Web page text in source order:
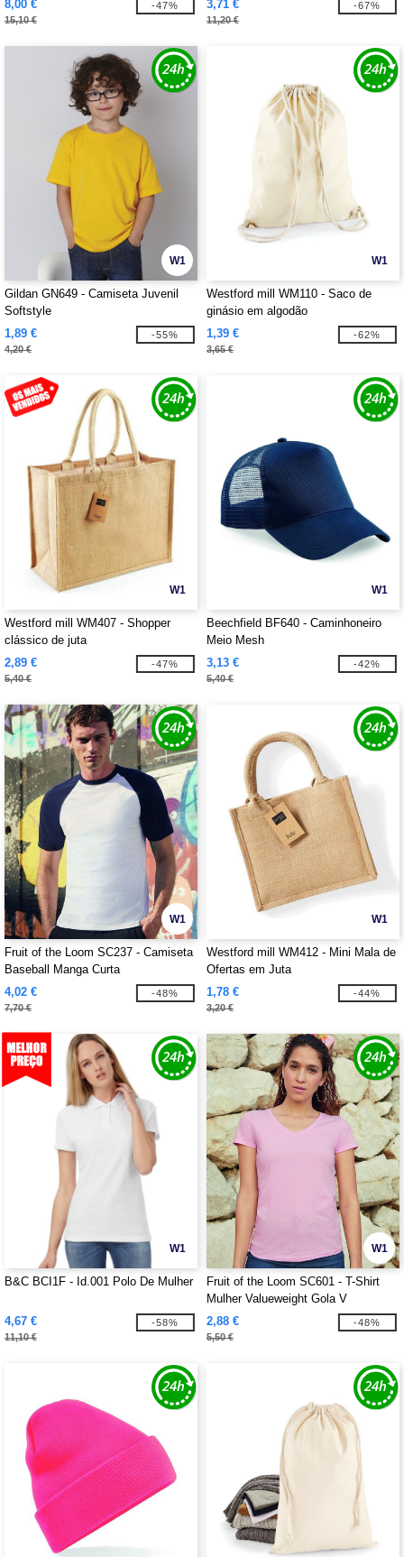
8,00 €
15,10 €
-47% 3,71 €
11,20 €
-67%
W1
Gildan GN649 - Camiseta Juvenil
Softstyle
1,89 €
4,20 €
-55%
W1
Westford mill WM110 - Saco de
ginásio em algodão
1,39 €
3,65 €
-62%
W1
Westford mill WM407 - Shopper
clássico de juta
2,89 €
5,40 €
-47%
W1
Beechfield BF640 - Caminhoneiro
Meio Mesh
3,13 €
5,40 €
-42%
W1
Fruit of the Loom SC237 - Camiseta
Baseball Manga Curta
4,02 €
7,70 €
-48%
W1
Westford mill WM412 - Mini Mala de
Ofertas em Juta
1,78 €
3,20 €
-44%
W1
B&C BCI1F - Id.001 Polo De Mulher
4,67 €
11,10 €
-58%
W1
Fruit of the Loom SC601 - T-Shirt
Mulher Valueweight Gola V
2,88 €
5,50 €
-48%